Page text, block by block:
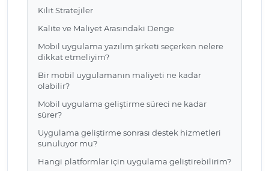
Kilit Stratejiler
Kalite ve Maliyet Arasındaki Denge
Mobil uygulama yazılım şirketi seçerken nelere
dikkat etmeliyim?
Bir mobil uygulamanın maliyeti ne kadar
olabilir?
Mobil uygulama geliştirme süreci ne kadar
sürer?
Uygulama geliştirme sonrası destek hizmetleri
sunuluyor mu?
Hangi platformlar için uygulama geliştirebilirim?